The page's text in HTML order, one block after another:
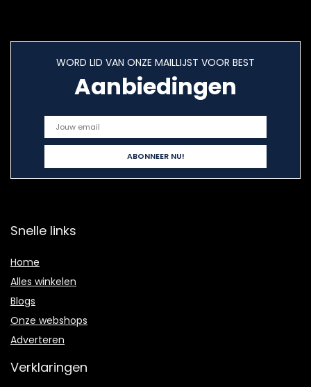
WORD LID VAN ONZE MAILLIJST VOOR BEST
Aanbiedingen
Snelle links
Home
Alles winkelen
Blogs
Onze webshops
Adverteren
Verklaringen